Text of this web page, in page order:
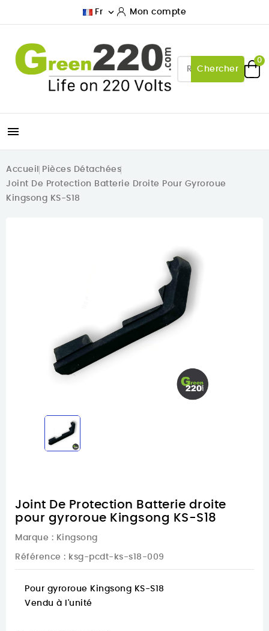
Fr  Mon compte
Chercher
0

Accueil
Pièces Détachées
Joint De Protection Batterie Droite Pour Gyroroue
Kingsong KS-S18
Joint De Protection Batterie droite
pour gyroroue Kingsong KS-S18
Marque : Kingsong
Référence : ksg-pcdt-ks-s18-009
Pour gyroroue Kingsong KS-S18
Vendu à l'unité